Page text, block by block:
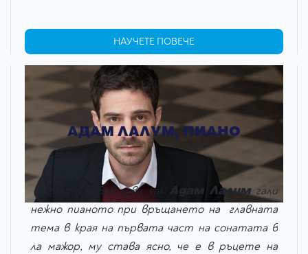
НАУЧЕТЕ ПОВЕЧЕ
АДАМ ЛАЛУМ, ПИАНО
„Когато човек чува как Адам Лалумгали
нежно пианото при връщането на главната
тема в края на първата част на сонатата в
ла мажор, му става ясно, че е в ръцете на